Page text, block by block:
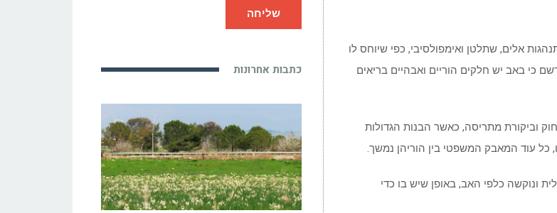
אלים, שתלטן ואימפולסיבי, כפי שיוחס לו
כי באב יש חלקים הוריים ואבהיים בריאים
וביקורת מתריסה, כאשר הבנות הגדולות
כל עוד המאבק המשפטי בין הוריהן נמשך.
ונוקשה כלפי האב, באופן שיש בו כדי
שליחה
כתבות אחרונות